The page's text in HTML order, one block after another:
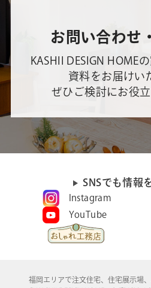
お問い合わせ
KASHII DESIGN HOME
資料をお届けい
ぜひご検討にお役立
SNSでも情報
Instagram
YouTube
福岡エリアで注文住宅、住宅展示場